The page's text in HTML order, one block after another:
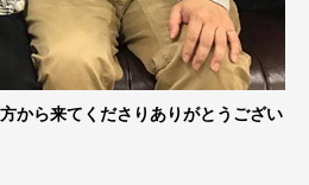
から来てくださりありがとうござい